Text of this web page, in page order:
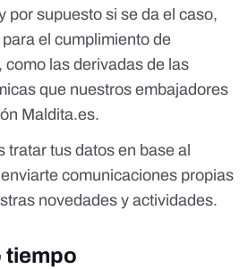
por supuesto si se da el caso,
el cumplimiento de
las derivadas de las
que nuestros embajadores
Maldita.es.
tratar tus datos en base al
comunicaciones propias
novedades y actividades.
tiempo